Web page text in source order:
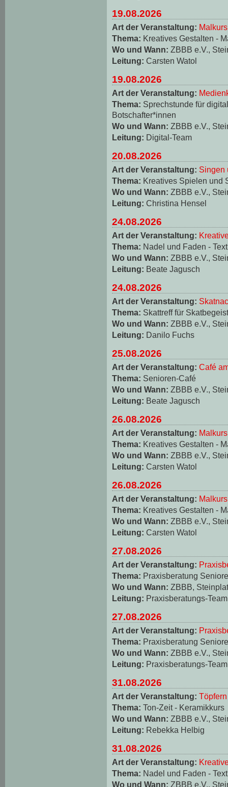
19.08.2026
Art der Veranstaltung: Malkurs
Thema: Kreatives Gestalten -
Wo und Wann: ZBBB e.V.,
Leitung: Carsten Watol
19.08.2026
Art der Veranstaltung:
Thema: Sprechstunde für
Botschafter*innen
Wo und Wann: ZBBB e.V.,
Leitung: Digital-Team
20.08.2026
Art der Veranstaltung: Singen
Thema: Kreatives Spielen und
Wo und Wann: ZBBB e.V.,
Leitung: Christina Hensel
24.08.2026
Art der Veranstaltung:
Thema: Nadel und Faden -
Wo und Wann: ZBBB e.V.,
Leitung: Beate Jagusch
24.08.2026
Art der Veranstaltung:
Thema: Skattreff für
Wo und Wann: ZBBB e.V.,
Leitung: Danilo Fuchs
25.08.2026
Art der Veranstaltung: Café
Thema: Senioren-Café
Wo und Wann: ZBBB e.V.,
Leitung: Beate Jagusch
26.08.2026
Art der Veranstaltung: Malkurs
Thema: Kreatives Gestalten -
Wo und Wann: ZBBB e.V.,
Leitung: Carsten Watol
26.08.2026
Art der Veranstaltung: Malkurs
Thema: Kreatives Gestalten -
Wo und Wann: ZBBB e.V.,
Leitung: Carsten Watol
27.08.2026
Art der Veranstaltung:
Thema: Praxisberatung
Wo und Wann: ZBBB,
Leitung: Praxisberatungs-Team
27.08.2026
Art der Veranstaltung:
Thema: Praxisberatung
Wo und Wann: ZBBB e.V.,
Leitung: Praxisberatungs-Team
31.08.2026
Art der Veranstaltung: Töpfern
Thema: Ton-Zeit - Keramikkurs
Wo und Wann: ZBBB e.V.,
Leitung: Rebekka Helbig
31.08.2026
Art der Veranstaltung:
Thema: Nadel und Faden -
Wo und Wann: ZBBB e.V.,